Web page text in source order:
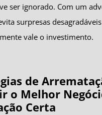
ser ignorado. Com um
surpresas
vale o investimento.
de
o Melhor
Certa